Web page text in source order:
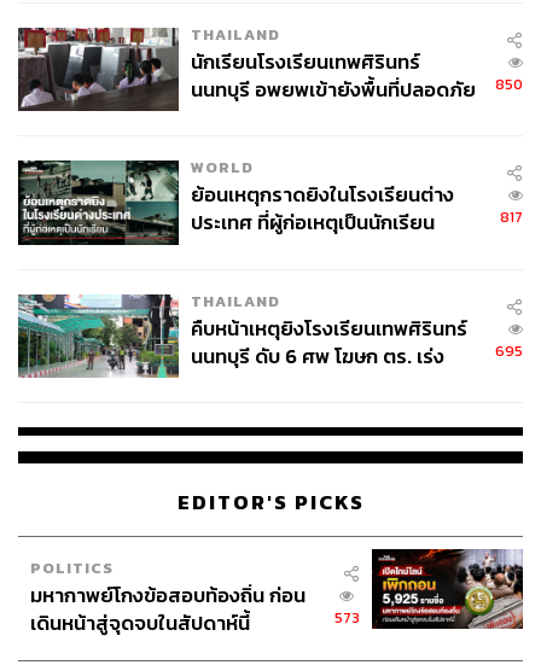
THAILAND
นักเรียนโรงเรียนเทพศิรินทร์
นนทบุรี อพยพเข้ายังพื้นที่ปลอดภัย
850
WORLD
ย้อนเหตุกราดยิงในโรงเรียนต่าง
ประเทศ ที่ผู้ก่อเหตุเป็นนักเรียน
817
THAILAND
คืบหน้าเหตุยิงโรงเรียนเทพศิรินทร์
นนทบุรี ดับ 6 ศพ โฆษก ตร. เร่ง
695
EDITOR'S PICKS
POLITICS
มหากาพย์โกงข้อสอบท้องถิ่น ก่อน
เดินหน้าสู่จุดจบในสัปดาห์นี้
573